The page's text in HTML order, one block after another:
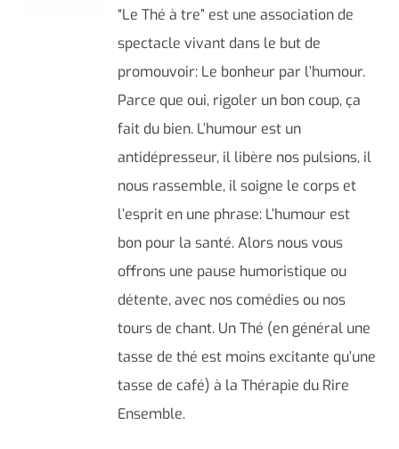
“Le Thé à tre” est une association de
spectacle vivant dans le but de
promouvoir: Le bonheur par l’humour.
Parce que oui, rigoler un bon coup, ça
fait du bien. L’humour est un
antidépresseur, il libère nos pulsions, il
nous rassemble, il soigne le corps et
l’esprit en une phrase: L’humour est
bon pour la santé. Alors nous vous
offrons une pause humoristique ou
détente, avec nos comédies ou nos
tours de chant. Un Thé (en général une
tasse de thé est moins excitante qu’une
tasse de café) à la Thérapie du Rire
Ensemble.